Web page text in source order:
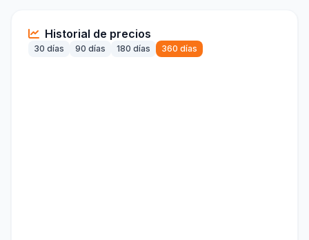
Historial de precios
30 días 90 días 180 días 360 días